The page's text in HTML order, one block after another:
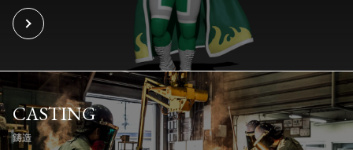
CASTING
鋳造